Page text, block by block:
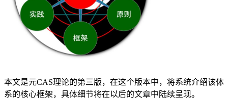
本文是元CAS理论的第三版，在这个版本中，将系统介绍该体
系的核心框架，具体细节将在以后的文章中陆续呈现。